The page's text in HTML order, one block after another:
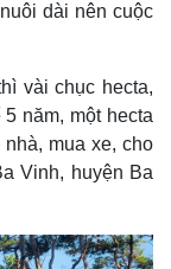
dài nên cuộc
vài chục hecta,
năm, một hecta
mua xe, cho
Vinh, huyện Ba